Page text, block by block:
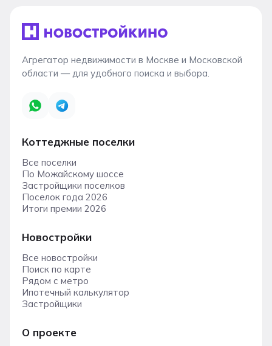
Агрегатор недвижимости в Москве и Московской
области — для удобного поиска и выбора.
Коттеджные поселки
Все поселки
По Можайскому шоссе
Застройщики поселков
Поселок года 2026
Итоги премии 2026
Новостройки
Все новостройки
Поиск по карте
Рядом с метро
Ипотечный калькулятор
Застройщики
О проекте